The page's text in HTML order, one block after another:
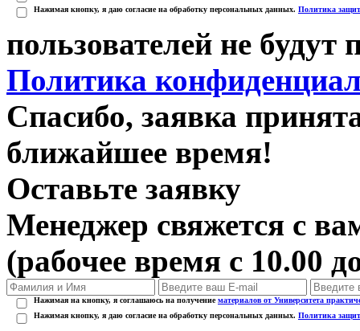
Нажимая кнопку, я даю согласие на обработку персональных данных. Политика
пользователей не
Политика
Спасибо, заявка
ближайшее время!
Оставьте заявку
Менеджер свяжется с
(рабочее время с 10.00
Нажимая на кнопку, я соглашаюсь на получениематериалов от Университета
Нажимая кнопку, я даю согласие на обработку персональных данных. Политика